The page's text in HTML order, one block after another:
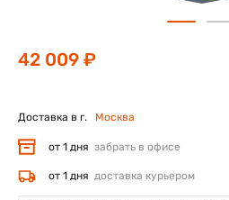
42 009 ₽
Доставка в г. Москва
от 1 дня забрать в офисе
от 1 дня доставка курьером